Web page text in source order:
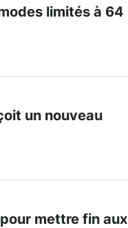
limités à 64
un nouveau
mettre fin aux